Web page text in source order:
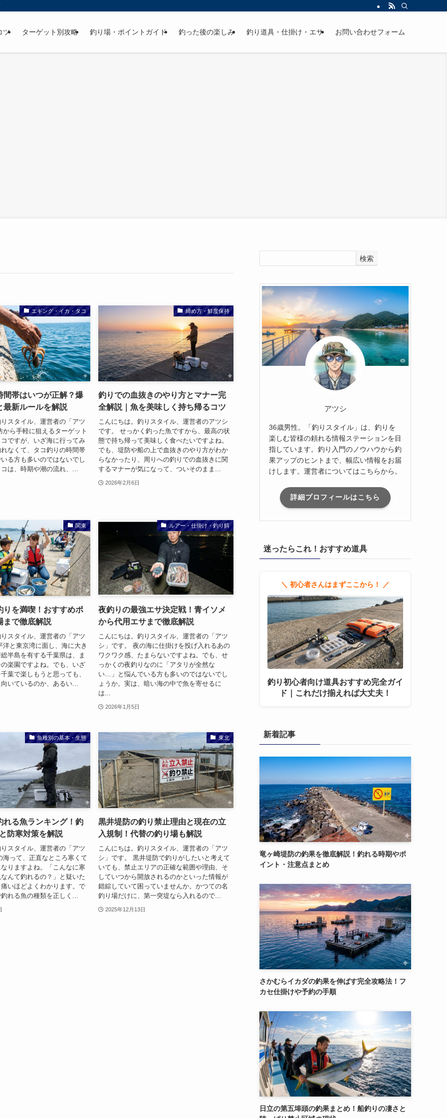
ツ ターゲット別攻略 釣り場・ポイントガイド 釣った後の楽しみ 釣り道具・仕掛け・エサ お問い合わせフォーム
エギング・イカ・タコ
間帯はいつが正解？爆
最新ルールを解説
スタイル、運営者の「アツ
から手軽に狙えるターゲット
ですが、いざ海に行ってみ
なくて、タコ釣りの時間帯
る方も多いのではないでし
は、時期や潮の流れ、...
締め方・鮮度保持
釣りでの血抜きのやり方とマナー完
全解説｜魚を美味しく持ち帰るコツ
こんにちは。釣りスタイル、運営者のアツシ
です。 せっかく釣った魚ですから、最高の状
態で持ち帰って美味しく食べたいですよね。
でも、堤防や船の上で血抜きのやり方がわか
らなかったり、周りへの釣りでの血抜きに関
するマナーが気になって、ついそのまま...
2026年2月6日
関東
りを満喫！おすすめポ
まで徹底解説
スタイル、運営者の「アツ
洋と東京湾に面し、海に大き
半島を有する千葉県は、ま
楽園ですよね。でも、いざ
葉で楽しもうと思っても、
いているのか、あるい...
ルアー・仕掛け・釣り餌
夜釣りの最強エサ決定戦！青イソメ
から代用エサまで徹底解説
こんにちは。釣りスタイル、運営者の「アツ
シ」です。 夜の海に仕掛けを投げ入れるあの
ワクワク感、たまらないですよね。でも、せ
っかくの夜釣りなのに「アタリが全然な
い…」と悩んでいる方も多いのではないでし
ょうか。実は、暗い海の中で魚を寄せるに
は...
2026年1月5日
魚種別の基本・生態
れる魚ランキング！釣
防寒対策を解説
スタイル、運営者の「アツ
海って、正直なところ寒くて
りますよね。「こんなに寒
んて釣れるの？」と疑いた
いほどよくわかります。で
れる魚の種類を正しく...
東北
黒井堤防の釣り禁止理由と現在の立
入規制！代替の釣り場も解説
こんにちは。釣りスタイル、運営者の「アツ
シ」です。 黒井堤防で釣りがしたいと考えて
いても、禁止エリアの正確な範囲や理由、そ
していつから開放されるのかといった情報が
錯綜していて困っていませんか。かつての名
釣り場だけに、第一突堤なら入れるので...
2025年12月13日
検索
アツシ
36歳男性。「釣りスタイル」は、釣りを
楽しむ皆様の頼れる情報ステーションを目
指しています。釣り入門のノウハウから釣
果アップのヒントまで、幅広い情報をお届
けします。運営者についてはこちらから。
詳細プロフィールはこちら
迷ったらこれ！おすすめ道具
＼ 初心者さんはまずここから！ ／
釣り初心者向け道具おすすめ完全ガイ
ド｜これだけ揃えれば大丈夫！
新着記事
竜ヶ崎堤防の釣果を徹底解説！釣れる時期やポ
イント・注意点まとめ
さかむらイカダの釣果を伸ばす完全攻略法！フ
カセ仕掛けや予約の手順
日立の第五埠頭の釣果まとめ！船釣りの凄さと